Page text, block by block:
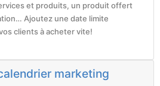
et produits, un produit offert
Ajoutez une date limite
clients à acheter vite!
marketing